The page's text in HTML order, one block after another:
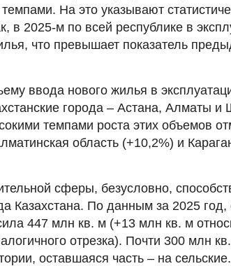
На это указывают
в 2025-м по всей республике в
что превышает показатель
ввода нового жилья в
города – Астана, Алматы
темпами роста этих объемов
область (+10,2%) и
сферы, безусловно,
Казахстана. По данным за 2025 год,
447 млн кв. м (+13 млн кв. м
отрезка). Почти 300 млн
оставшаяся часть – на